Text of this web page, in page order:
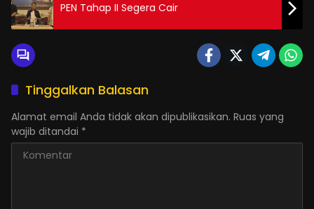
PEN Tahap II Segera Cair
Tinggalkan Balasan
Alamat email Anda tidak akan dipublikasikan. Ruas yang
wajib ditandai *